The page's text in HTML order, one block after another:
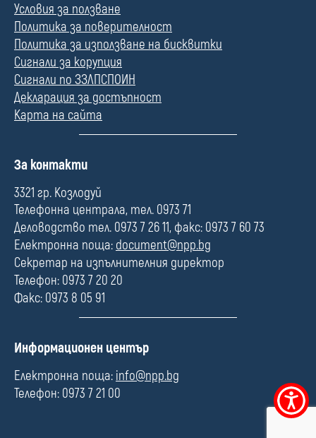
Меню
за
Условия за ползване
Политика за поверителност
Политика за използване на бисквитки
Сигнали за корупция
Сигнали по ЗЗЛПСПОИН
Декларация за достъпност
Карта на сайта
П
л
е
За контакти
3321 гр. Козлодуй
Телефонна централа, тел. 0973 71
Деловодство тел. 0973 7 26 11, факс: 0973 7 60 73
Електронна поща: document@npp.bg
Секретар на изпълнителния директор
Телефон: 0973 7 20 20
Факс: 0973 8 05 91
П
л
е
Информационен център
Електронна поща: info@npp.bg
Телефон: 0973 7 21 00